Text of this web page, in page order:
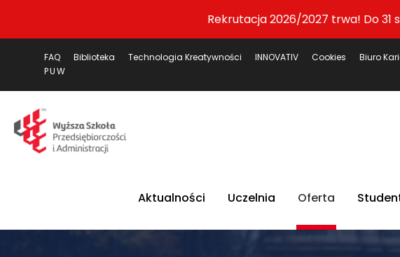
Rekrutacja 2026/2027 trwa! Do 31
FAQ Biblioteka Technologia Kreatywności INNOVATIV Cookies Biuro
PUW
Aktualności Uczelnia Oferta